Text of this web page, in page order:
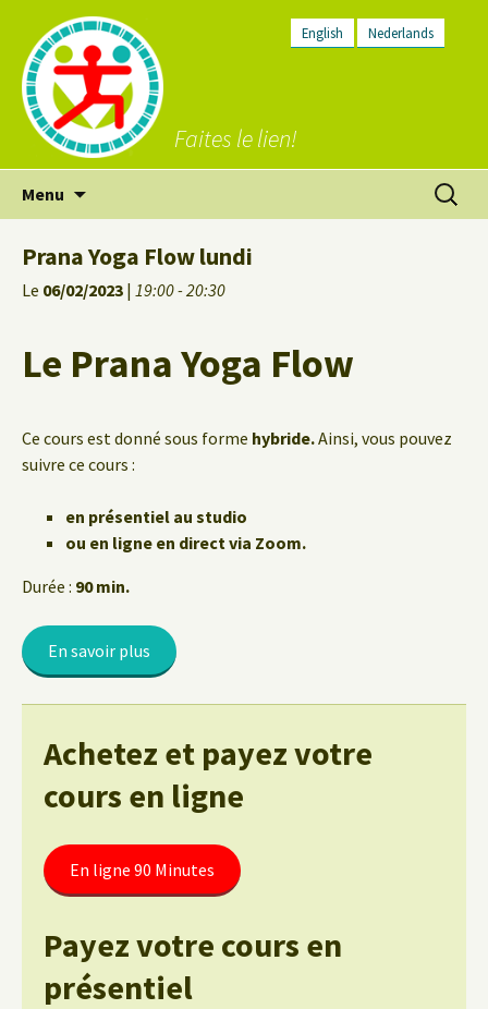
English Nederlands
Faites le lien!
Menu
Prana Yoga Flow lundi
Le 06/02/2023 | 19:00 - 20:30
Le Prana Yoga Flow
Ce cours est donné sous forme hybride.Ainsi, vous pouvez
suivre ce cours :
en présentiel au studio
ou en ligne en direct via Zoom.
Durée : 90 min.
En savoir plus
Achetez et payez votre
cours en ligne
En ligne 90 Minutes
Payez votre cours en
présentiel